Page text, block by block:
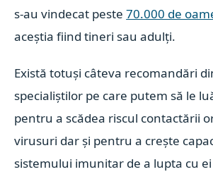
s-au vindecat peste70.000 de
aceștia fiind tineri sau adulți.
Există totuși câteva recomandări
specialiștilor pe care putem să le
pentru a scădea riscul contactării
virusuri dar și pentru a crește
sistemului imunitar de a lupta cu ei